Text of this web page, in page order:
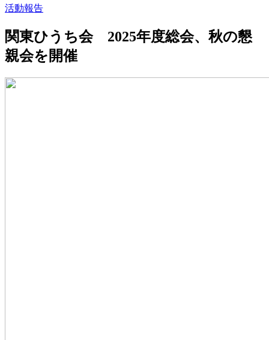
活動報告
関東ひうち会 2025年度総会、秋の懇
親会を開催